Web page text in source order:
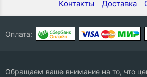
Контакты Доставка
Оплата:
Обращаем ваше внимание на то, что